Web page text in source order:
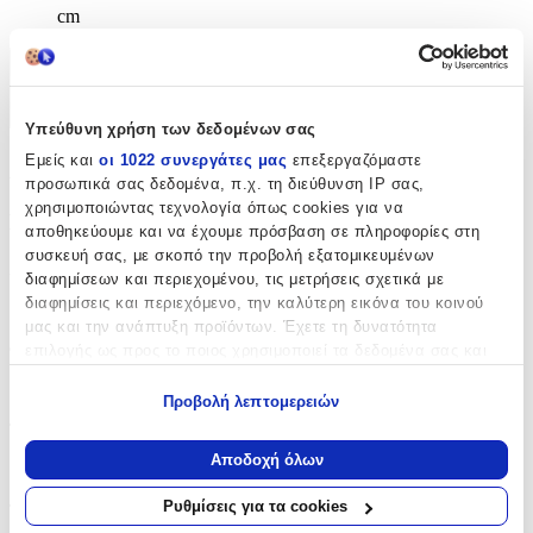
Υπεύθυνη χρήση των δεδομένων σας
Εμείς και οι 1022 συνεργάτες μας επεξεργαζόμαστε
προσωπικά σας δεδομένα, π.χ. τη διεύθυνση IP σας,
χρησιμοποιώντας τεχνολογία όπως cookies για να
αποθηκεύουμε και να έχουμε πρόσβαση σε πληροφορίες στη
συσκευή σας, με σκοπό την προβολή εξατομικευμένων
διαφημίσεων και περιεχομένου, τις μετρήσεις σχετικά με
διαφημίσεις και περιεχόμενο, την καλύτερη εικόνα του κοινού
μας και την ανάπτυξη προϊόντων. Έχετε τη δυνατότητα
Να συλλέξουμε πληροφορίες σχετικά με τη γεωγραφική
σας τοποθεσία, οι οποίες μπορεί να είναι ακριβείς σε
απόσταση μερικών μέτρων
Να αναγνωρίσουμε τη συσκευή σας σαρώνοντας ενεργά
Προβολή λεπτομερειών
Αποδοχή όλων
Ρυθμίσεις για τα cookies
cm
Χαρακτηριστικά
Βασικά Χαρακτηριστικά
Χρώμα
Πράσινο